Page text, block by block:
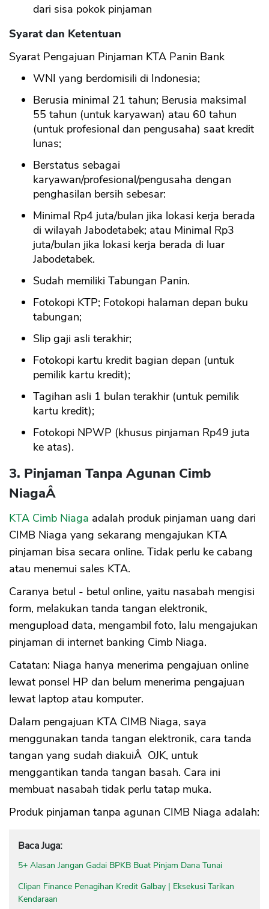
dari sisa pokok pinjaman
Syarat dan Ketentuan
Syarat Pengajuan Pinjaman KTA Panin Bank
WNI yang berdomisili di Indonesia;
Berusia minimal 21 tahun; Berusia maksimal
55 tahun (untuk karyawan) atau 60 tahun
(untuk profesional dan pengusaha) saat kredit
lunas;
Berstatus sebagai
karyawan/profesional/pengusaha dengan
penghasilan bersih sebesar:
Minimal Rp4 juta/bulan jika lokasi kerja berada
di wilayah Jabodetabek; atau Minimal Rp3
juta/bulan jika lokasi kerja berada di luar
Jabodetabek.
Sudah memiliki Tabungan Panin.
Fotokopi KTP; Fotokopi halaman depan buku
tabungan;
Slip gaji asli terakhir;
Fotokopi kartu kredit bagian depan (untuk
pemilik kartu kredit);
Tagihan asli 1 bulan terakhir (untuk pemilik
kartu kredit);
Fotokopi NPWP (khusus pinjaman Rp49 juta
ke atas).
3. Pinjaman Tanpa Agunan Cimb
NiagaÂ
KTA Cimb Niaga adalah produk pinjaman uang dari
CIMB Niaga yang sekarang mengajukan KTA
pinjaman bisa secara online. Tidak perlu ke cabang
atau menemui sales KTA.
Caranya betul - betul online, yaitu nasabah mengisi
form, melakukan tanda tangan elektronik,
mengupload data, mengambil foto, lalu mengajukan
pinjaman di internet banking Cimb Niaga.
Catatan: Niaga hanya menerima pengajuan online
lewat ponsel HP dan belum menerima pengajuan
lewat laptop atau komputer.
Dalam pengajuan KTA CIMB Niaga, saya
menggunakan tanda tangan elektronik, cara tanda
tangan yang sudah diakuiÂ OJK, untuk
menggantikan tanda tangan basah. Cara ini
membuat nasabah tidak perlu tatap muka.
Produk pinjaman tanpa agunan CIMB Niaga adalah:
Baca Juga:
5+ Alasan Jangan Gadai BPKB Buat Pinjam Dana Tunai
Clipan Finance Penagihan Kredit Galbay | Eksekusi Tarikan
Kendaraan